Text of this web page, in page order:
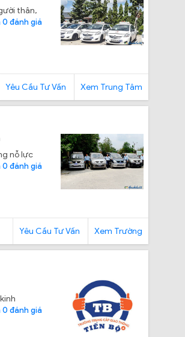
thân,
tâm dạy
0 đánh giá
Yêu Cầu Tư Vấn Xem Trung Tâm
nỗ lực
đào tạo
0 đánh giá
Yêu Cầu Tư Vấn Xem Trường
0 đánh giá